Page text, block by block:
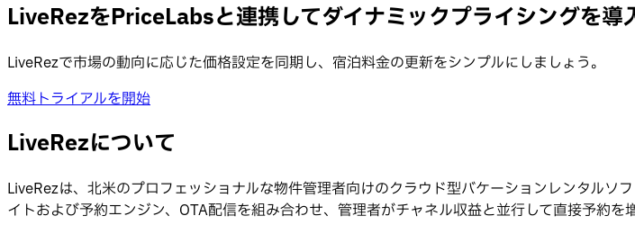
LiveRezをPriceLabsと連携してダイナミックプライシングを導
LiveRezで市場の動向に応じた価格設定を同期し、宿泊料金の更新をシンプルにしましょう。
無料トライアルを開始
LiveRezについて
LiveRezは、北米のプロフェッショナルな物件管理者向けのクラウド型バケーションレンタル
イトおよび予約エンジン、OTA配信を組み合わせ、管理者がチャネル収益と並行して直接予約を